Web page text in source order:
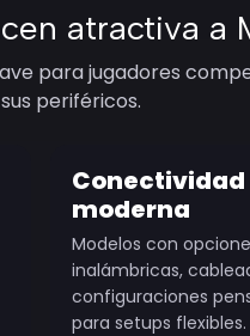
atractiva a
para jugadores
periféricos.
Conectividad
moderna
Modelos con
inalámbricas,
configuraciones
para setups flexibles.